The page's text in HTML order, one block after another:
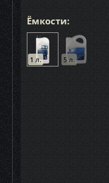
Ёмкости:
1 л. 5 л.